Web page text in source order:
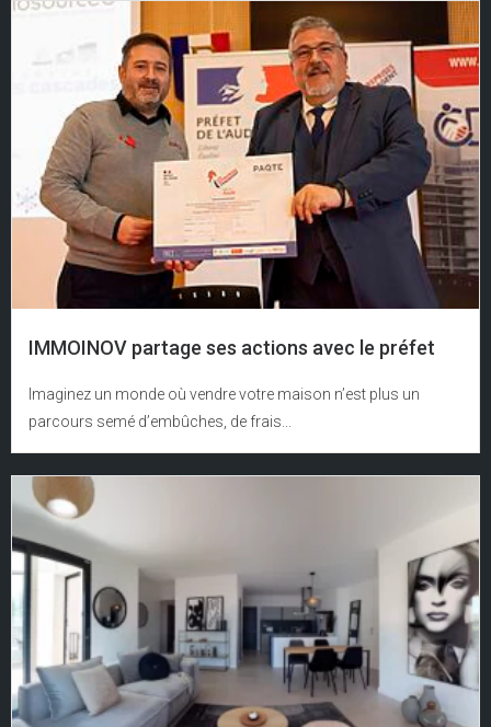
IMMOINOV partage ses actions avec le préfet
Imaginez un monde où vendre votre maison n’est plus un
parcours semé d’embûches, de frais...